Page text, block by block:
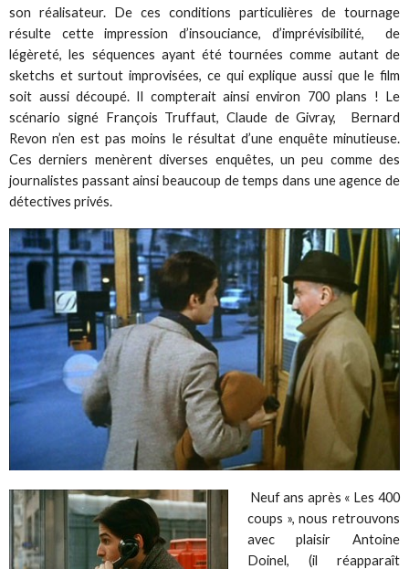
son réalisateur. De ces conditions particulières de tournage
résulte cette impression d’insouciance, d’imprévisibilité, de
légèreté, les séquences ayant été tournées comme autant de
sketchs et surtout improvisées, ce qui explique aussi que le film
soit aussi découpé. Il compterait ainsi environ 700 plans ! Le
scénario signé François Truffaut, Claude de Givray, Bernard
Revon n’en est pas moins le résultat d’une enquête minutieuse.
Ces derniers menèrent diverses enquêtes, un peu comme des
journalistes passant ainsi beaucoup de temps dans une agence de
détectives privés.
Neuf ans après « Les 400
coups », nous retrouvons
avec plaisir Antoine
Doinel, (il réapparaît